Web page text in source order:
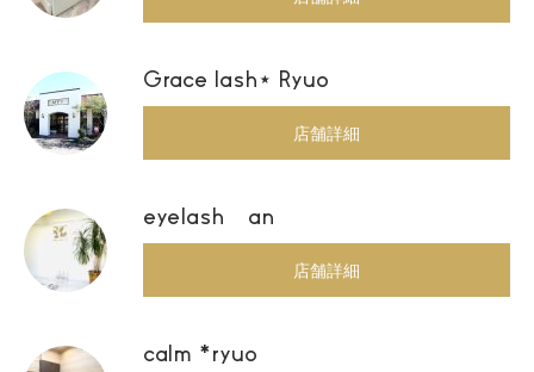
Grace lash⋆ Ryuo
店舗詳細
eyelash an
店舗詳細
calm *ryuo